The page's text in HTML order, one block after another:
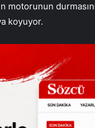
motorunun
koyuyor.